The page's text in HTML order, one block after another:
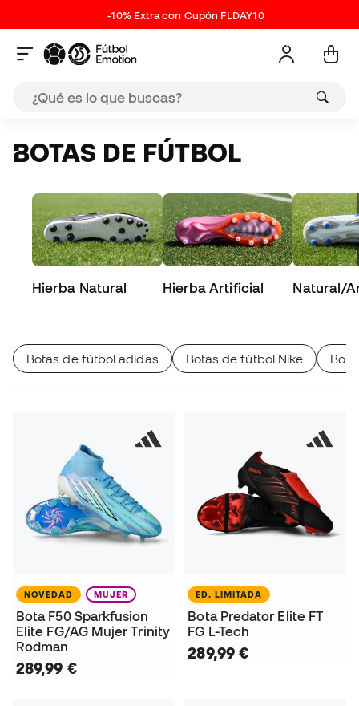
-10% Extra con Cupón FLDAY10
BOTAS DE FÚTBOL
Hierba Natural Hierba Artificial Natural/
Botas de fútbol adidas Botas de fútbol Nike
NOVEDAD MUJER
Bota F50 Sparkfusion
Elite FG/AG Mujer Trinity
Rodman
289,99 €
ED. LIMITADA
Bota Predator Elite FT
FG L-Tech
289,99 €